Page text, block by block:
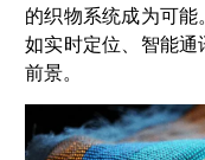
的织物系统成为可能
如实时定位、智能
前景。